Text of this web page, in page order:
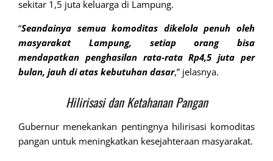
sekitar 1,5 juta keluarga di Lampung.
“Seandainya semua komoditas dikelola penuh oleh
masyarakat Lampung, setiap orang bisa
mendapatkan penghasilan rata-rata Rp4,5 juta per
bulan, jauh di atas kebutuhan dasar,” jelasnya.
Hilirisasi dan Ketahanan Pangan
Gubernur menekankan pentingnya hilirisasi komoditas
pangan untuk meningkatkan kesejahteraan masyarakat.